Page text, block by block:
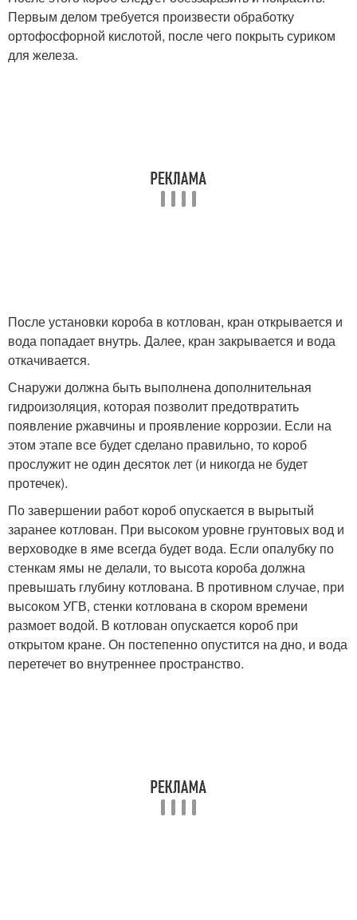
Первым делом требуется произвести обработку
ортофосфорной кислотой, после чего покрыть суриком
для железа.
После установки короба в котлован, кран открывается и
вода попадает внутрь. Далее, кран закрывается и вода
откачивается.
Снаружи должна быть выполнена дополнительная
гидроизоляция, которая позволит предотвратить
появление ржавчины и проявление коррозии. Если на
этом этапе все будет сделано правильно, то короб
прослужит не один десяток лет (и никогда не будет
протечек).
По завершении работ короб опускается в вырытый
заранее котлован. При высоком уровне грунтовых вод и
верховодке в яме всегда будет вода. Если опалубку по
стенкам ямы не делали, то высота короба должна
превышать глубину котлована. В противном случае, при
высоком УГВ, стенки котлована в скором времени
размоет водой. В котлован опускается короб при
открытом кране. Он постепенно опустится на дно, и вода
перетечет во внутреннее пространство.